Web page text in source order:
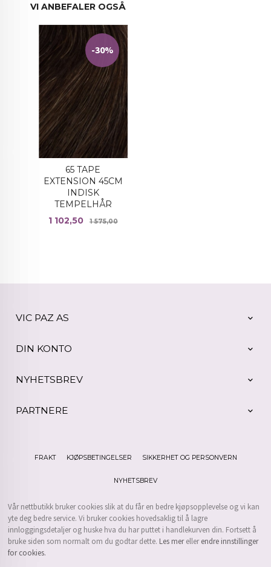
VI ANBEFALER OGSÅ
65 TAPE
EXTENSION 45CM
INDISK
TEMPELHÅR
Tilbud
1 102,50 1 575,00Rabatt
-30%
VIC PAZ AS
DIN KONTO
NYHETSBREV
PARTNERE
FRAKT KJØPSBETINGELSER SIKKERHET OG PERSONVERN
NYHETSBREV
Vår nettbutikk bruker cookies slik at du får en bedre kjøpsopplevelse og vi kan
yte deg bedre service. Vi bruker cookies hovedsaklig til å lagre
innloggingsdetaljer og huske hva du har puttet i handlekurven din. Fortsett å
bruke siden som normalt om du godtar dette. Les merellerendre innstillinger
for cookies.